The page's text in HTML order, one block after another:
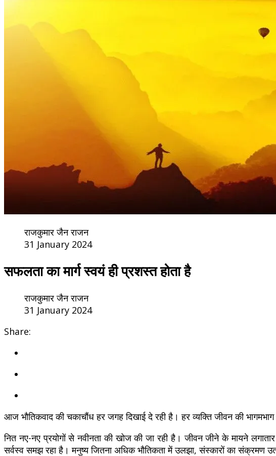
राजकुमार जैन राजन
31 January 2024
सफलता का मार्ग स्वयं ही प्रशस्त होता है
राजकुमार जैन राजन
31 January 2024
Share:
आज भौतिकवाद की चकाचौंध हर जगह दिखाई दे रही है। हर व्यक्ति जीवन की
नित नए-नए प्रयोगों से नवीनता की खोज की जा रही है। जीवन जीने के मायने
सर्वस्व समझ रहा है। मनुष्य जितना अधिक भौतिकता में उलझा, संस्कारों का संक्रमण